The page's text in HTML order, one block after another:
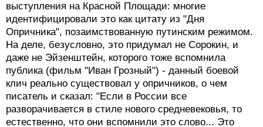
выступления на Красной Площади: многие
идентифицировали это как цитату из "Дня
Опричника", позаимствованную путинским режимом.
На деле, безусловно, это придумал не Сорокин, и
даже не Эйзенштейн, которого тоже вспомнила
публика (фильм "Иван Грозный") - данный боевой
клич реально существовал у опричников, о чем
писатель и сказал: "Если в России все
разворачивается в стиле нового средневековья, то
естественно, что они вспомнили это слово... Это